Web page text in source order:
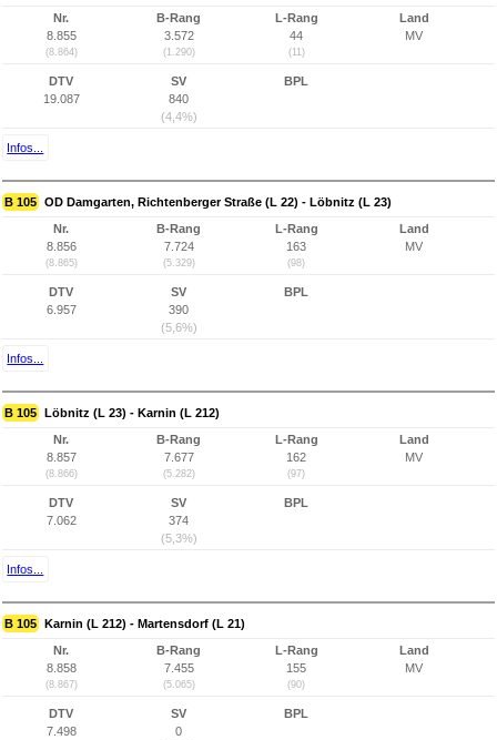
Nr.
8.855
(8.864)
B-Rang
3.572
(1.290)
L-Rang
44
(11)
Land
MV
DTV
19.087
SV
840
(4,4%)
BPL
Infos...
B 105 OD Damgarten, Richtenberger Straße (L 22) - Löbnitz (L 23)
Nr.
8.856
(8.865)
B-Rang
7.724
(5.329)
L-Rang
163
(98)
Land
MV
DTV
6.957
SV
390
(5,6%)
BPL
Infos...
B 105 Löbnitz (L 23) - Karnin (L 212)
Nr.
8.857
(8.866)
B-Rang
7.677
(5.282)
L-Rang
162
(97)
Land
MV
DTV
7.062
SV
374
(5,3%)
BPL
Infos...
B 105 Karnin (L 212) - Martensdorf (L 21)
Nr.
8.858
(8.867)
B-Rang
7.455
(5.065)
L-Rang
155
(90)
Land
MV
DTV
7.498
SV
0
BPL